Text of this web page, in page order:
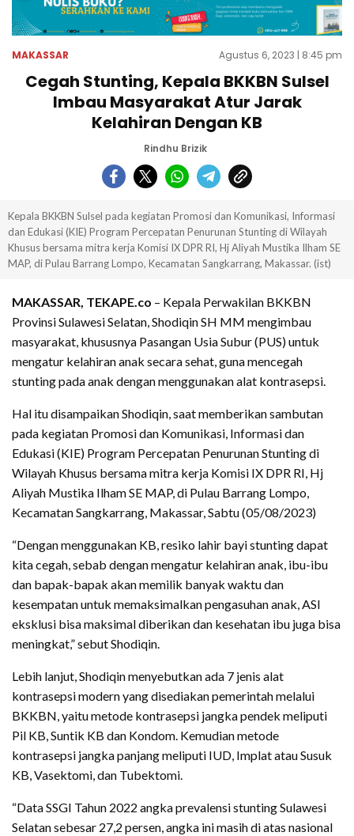
MAKASSAR Agustus 6, 2023 | 8:45 pm
Cegah Stunting, Kepala BKKBN Sulsel
Imbau Masyarakat Atur Jarak
Kelahiran Dengan KB
Rindhu Brizik
Kepala BKKBN Sulsel pada kegiatan Promosi dan Komunikasi, Informasi
dan Edukasi (KIE) Program Percepatan Penurunan Stunting di Wilayah
Khusus bersama mitra kerja Komisi IX DPR RI, Hj Aliyah Mustika Ilham SE
MAP, di Pulau Barrang Lompo, Kecamatan Sangkarrang, Makassar. (ist)
MAKASSAR, TEKAPE.co – Kepala Perwakilan BKKBN
Provinsi Sulawesi Selatan, Shodiqin SH MM mengimbau
masyarakat, khususnya Pasangan Usia Subur (PUS) untuk
mengatur kelahiran anak secara sehat, guna mencegah
stunting pada anak dengan menggunakan alat kontrasepsi.
Hal itu disampaikan Shodiqin, saat memberikan sambutan
pada kegiatan Promosi dan Komunikasi, Informasi dan
Edukasi (KIE) Program Percepatan Penurunan Stunting di
Wilayah Khusus bersama mitra kerja Komisi IX DPR RI, Hj
Aliyah Mustika Ilham SE MAP, di Pulau Barrang Lompo,
Kecamatan Sangkarrang, Makassar, Sabtu (05/08/2023)
“Dengan menggunakan KB, resiko lahir bayi stunting dapat
kita cegah, sebab dengan mengatur kelahiran anak, ibu-ibu
dan bapak-bapak akan memilik banyak waktu dan
kesempatan untuk memaksimalkan pengasuhan anak, ASI
eksklusi bisa maksimal diberikan dan kesehatan ibu juga bisa
meningkat,” sebut Shodiqin.
Lebih lanjut, Shodiqin menyebutkan ada 7 jenis alat
kontrasepsi modern yang disediakan pemerintah melalui
BKKBN, yaitu metode kontrasepsi jangka pendek meliputi
Pil KB, Suntik KB dan Kondom. Kemudian metode
kontrasepsi jangka panjang meliputi IUD, Implat atau Susuk
KB, Vasektomi, dan Tubektomi.
“Data SSGI Tahun 2022 angka prevalensi stunting Sulawesi
Selatan sebesar 27,2 persen, angka ini masih di atas nasional